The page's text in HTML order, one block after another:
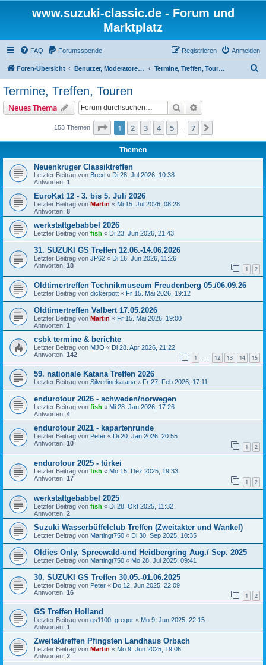
www.suzuki-classic.de - Forum und
Marktplatz
FAQ Forumsspende Anmelden
Registrieren
Foren-Übersicht Benutzer, Moderatoren und Admins Termine, Treffen, Touren
Termine, Treffen, Touren
Neues Thema Suche
153 Themen Seite 1von
1 2 3 4 5 7
Themen
Neuenkruger Classiktreffen
Letzter Beitrag von Brexi « Di 28. Jul 2026, 10:38
Antworten: 1
EuroKat 12 - 3. bis 5. Juli 2026
Letzter Beitrag von Martin « Mi 15. Jul 2026, 08:28
Antworten: 8
werkstattgebabbel 2026
Letzter Beitrag von fish « Di 23. Jun 2026, 21:43
31. SUZUKI GS Treffen 12.06.-14.06.2026
Letzter Beitrag von JP62 « Di 16. Jun 2026, 11:26
Antworten: 18 1 2
Oldtimertreffen Technikmuseum Freudenberg 05./06.09.26
Letzter Beitrag von dickerpott « Fr 15. Mai 2026, 19:12
Oldtimertreffen Valbert 17.05.2026
Letzter Beitrag von Martin « Fr 15. Mai 2026, 19:00
Antworten: 1
csbk termine & berichte
Letzter Beitrag von MJO « Di 28. Apr 2026, 21:22
Antworten: 142 1 12 13 14 15
59. nationale Katana Treffen 2026
Letzter Beitrag von Silverlinekatana « Fr 27. Feb 2026, 17:11
endurotour 2026 - schweden/norwegen
Letzter Beitrag von fish « Mi 28. Jan 2026, 17:26
Antworten: 4
endurotour 2021 - kapartenrunde
Letzter Beitrag von Peter « Di 20. Jan 2026, 20:55
Antworten: 10 1 2
endurotour 2025 - türkei
Letzter Beitrag von fish « Mo 15. Dez 2025, 19:33
Antworten: 17 1 2
werkstattgebabbel 2025
Letzter Beitrag von fish « Di 28. Okt 2025, 11:32
Antworten: 2
Suzuki Wasserbüffelclub Treffen (Zweitakter und Wankel)
Letzter Beitrag von Martingt750 « Di 30. Sep 2025, 10:35
Oldies Only, Spreewald-und Heidbergring Aug./ Sep. 2025
Letzter Beitrag von Martingt750 « Mo 28. Jul 2025, 09:41
30. SUZUKI GS Treffen 30.05.-01.06.2025
Letzter Beitrag von Peter « Do 12. Jun 2025, 22:09
Antworten: 16 1 2
GS Treffen Holland
Letzter Beitrag von gs1100_gregor « Mo 9. Jun 2025, 22:15
Antworten: 1
Zweitaktreffen Pfingsten Landhaus Orbach
Letzter Beitrag von Martin « Mo 9. Jun 2025, 19:06
Antworten: 2